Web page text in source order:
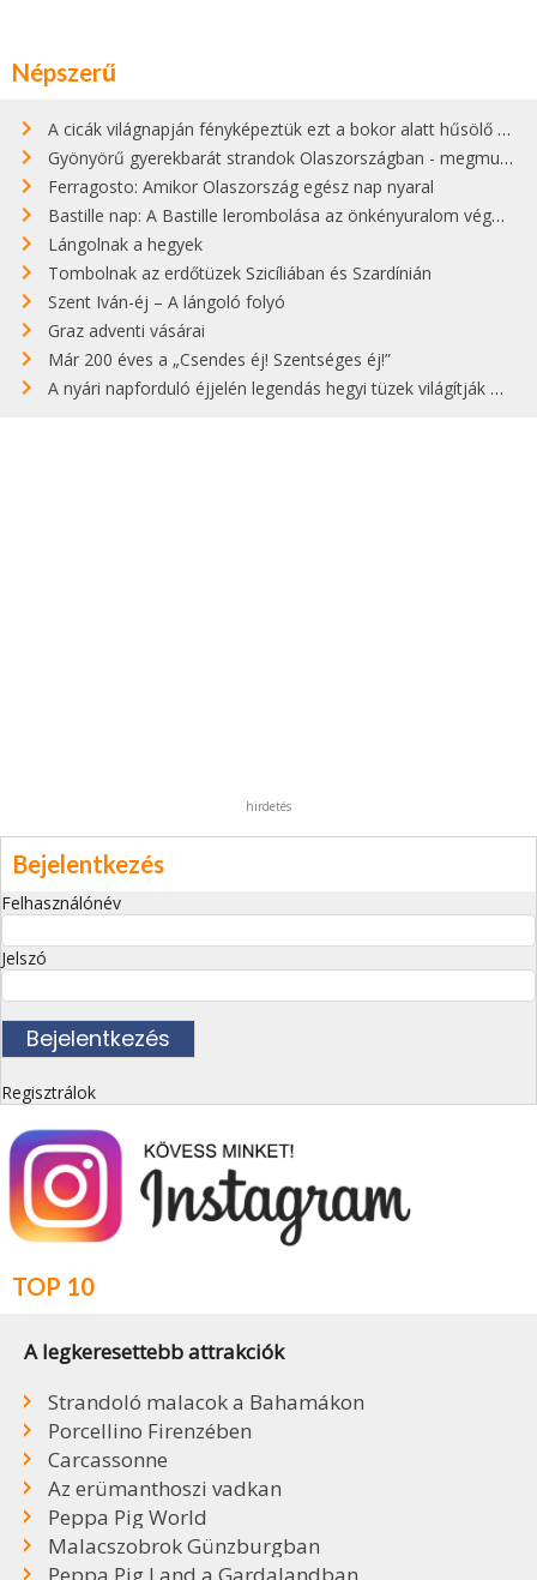
Népszerű
A cicák világnapján fényképeztük ezt a bokor alatt hűsölő cicát Kisorosziban
Gyönyörű gyerekbarát strandok Olaszországban - megmutatjuk a 15 legjobbat
Ferragosto: Amikor Olaszország egész nap nyaral
Bastille nap: A Bastille lerombolása az önkényuralom végét jelentette
Lángolnak a hegyek
Tombolnak az erdőtüzek Szicíliában és Szardínián
Szent Iván-éj – A lángoló folyó
Graz adventi vásárai
Már 200 éves a „Csendes éj! Szentséges éj!”
A nyári napforduló éjjelén legendás hegyi tüzek világítják meg Zugspitzét
hirdetés
Bejelentkezés
Felhasználónév
Jelszó
Regisztrálok
TOP 10
A legkeresettebb attrakciók
Strandoló malacok a Bahamákon
Porcellino Firenzében
Carcassonne
Az erümanthoszi vadkan
Peppa Pig World
Malacszobrok Günzburgban